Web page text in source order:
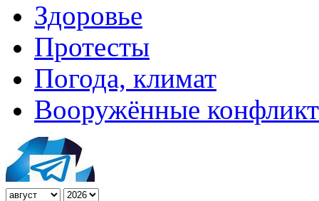
Здоровье
Протесты
Погода, климат
Вооружённые